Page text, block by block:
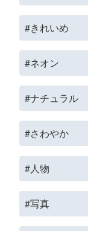
#きれいめ
#ネオン
#ナチュラル
#さわやか
#人物
#写真